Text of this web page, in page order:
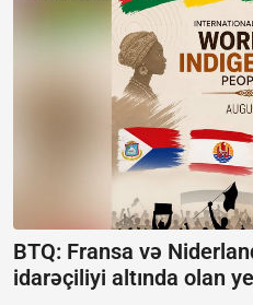
BTQ: Fransa və
idarəçiliyi altında olan